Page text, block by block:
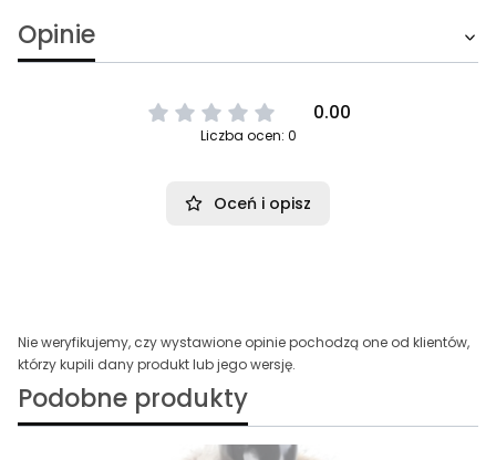
Opinie
0.00
Liczba ocen: 0
Oceń i opisz
Nie weryfikujemy, czy wystawione opinie pochodzą one od klientów,
którzy kupili dany produkt lub jego wersję.
Podobne produkty